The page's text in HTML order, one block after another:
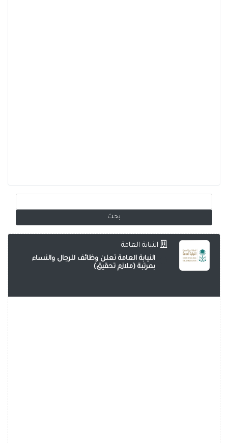
النيابة العامة
النيابة العامة تعلن وظائف للرجال والنساء
بمرتبة (ملازم تحقيق)